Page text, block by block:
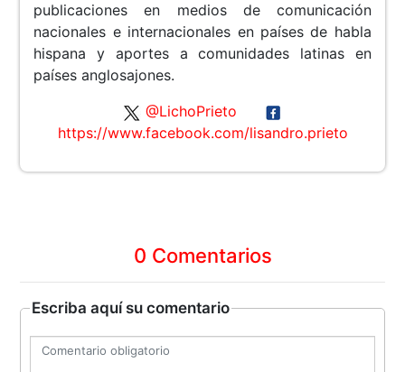
publicaciones en medios de comunicación
nacionales e internacionales en países de habla
hispana y aportes a comunidades latinas en
países anglosajones.
@LichoPrieto
https://www.facebook.com/lisandro.prieto
0 Comentarios
Escriba aquí su comentario